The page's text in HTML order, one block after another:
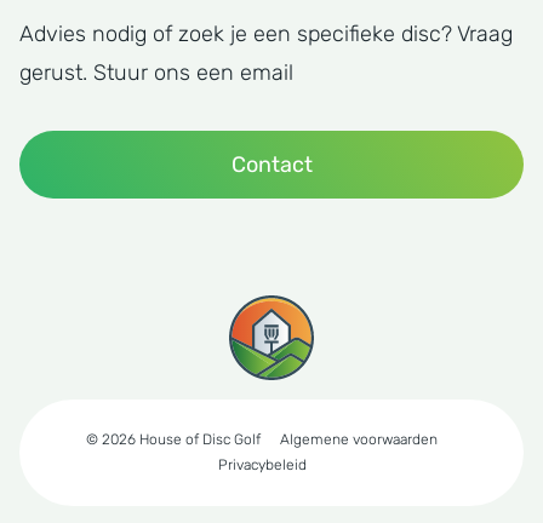
Advies nodig of zoek je een specifieke disc? Vraag
gerust. Stuur ons een email
Contact
© 2026 House of Disc Golf
Algemene voorwaarden
Privacybeleid